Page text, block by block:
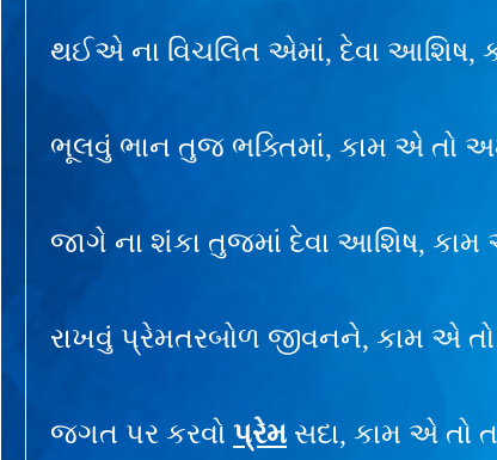
થઈએ ના વિચલિત એમાં, દેવા આશિષ,
ભૂલવું ભાન તુજ ભક્તિમાં, કામ એ તો
જાગે ના શંકા તુજમાં દેવા આશિષ,
રાખવું પ્રેમતરબોળ જીવનને, કામ એ
જગત પર કરવો પ્રેમ સદા, કામ એ તો